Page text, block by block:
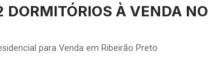
DORMITÓRIOS À VENDA NO
para Venda em Ribeirão Preto